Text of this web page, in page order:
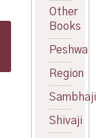
is:
₹215.00.
Other
Books
Peshwa
Region
Sambhaji
Shivaji